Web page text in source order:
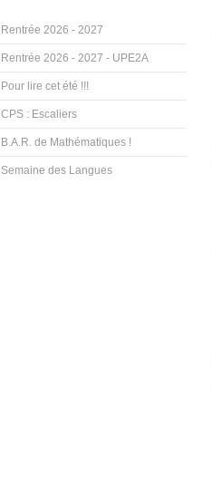
Rentrée 2026 - 2027
Rentrée 2026 - 2027 - UPE2A
Pour lire cet été !!!
CPS : Escaliers
B.A.R. de Mathématiques !
Semaine des Langues